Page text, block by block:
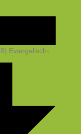
Evangelisch-